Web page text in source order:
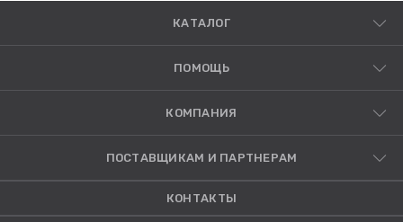
КАТАЛОГ
ПОМОЩЬ
КОМПАНИЯ
ПОСТАВЩИКАМ И ПАРТНЕРАМ
КОНТАКТЫ